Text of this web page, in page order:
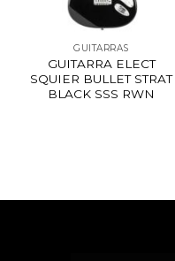
GUITARRAS
GUITARRA ELECT
SQUIER BULLET STRAT
BLACK SSS RWN